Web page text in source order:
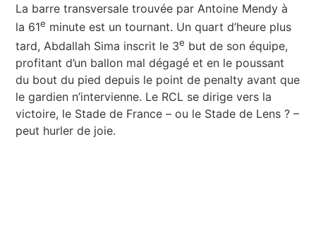
La barre transversale trouvée par Antoine Mendy à
la 61e minute est un tournant. Un quart d’heure plus
tard, Abdallah Sima inscrit le 3e but de son équipe,
profitant d’un ballon mal dégagé et en le poussant
du bout du pied depuis le point de penalty avant que
le gardien n’intervienne. Le RCL se dirige vers la
victoire, le Stade de France – ou le Stade de Lens ? –
peut hurler de joie.